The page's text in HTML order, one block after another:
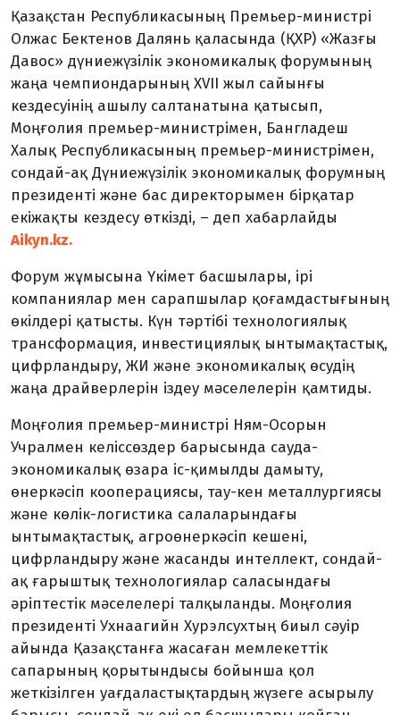
Қазақстан Республикасының Премьер-министрі
Олжас Бектенов Далянь қаласында (ҚХР) «Жазғы
Давос» дүниежүзілік экономикалық форумының
жаңа чемпиондарының XVII жыл сайынғы
кездесуінің ашылу салтанатына қатысып,
Моңғолия премьер-министрімен, Бангладеш
Халық Республикасының премьер-министрімен,
сондай-ақ Дүниежүзілік экономикалық форумның
президенті және бас директорымен бірқатар
екіжақты кездесу өткізді, – деп хабарлайды
Aikyn.kz.
Форум жұмысына Үкімет басшылары, ірі
компаниялар мен сарапшылар қоғамдастығының
өкілдері қатысты. Күн тәртібі технологиялық
трансформация, инвестициялық ынтымақтастық,
цифрландыру, ЖИ және экономикалық өсудің
жаңа драйверлерін іздеу мәселелерін қамтиды.
Моңғолия премьер-министрі Ням-Осорын
Учралмен келіссөздер барысында сауда-
экономикалық өзара іс-қимылды дамыту,
өнеркәсіп кооперациясы, тау-кен металлургиясы
және көлік-логистика салаларындағы
ынтымақтастық, агроөнеркәсіп кешені,
цифрландыру және жасанды интеллект, сондай-
ақ ғарыштық технологиялар саласындағы
әріптестік мәселелері талқыланды. Моңғолия
президенті Ухнаагийн Хурэлсухтың биыл сәуір
айында Қазақстанға жасаған мемлекеттік
сапарының қорытындысы бойынша қол
жеткізілген уағдаластықтардың жүзеге асырылу